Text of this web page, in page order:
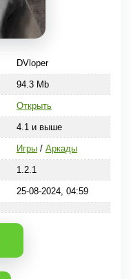
DVloper
94.3 Mb
Открыть
4.1 и выше
Игры/ Аркады
1.2.1
25-08-2024, 04:59